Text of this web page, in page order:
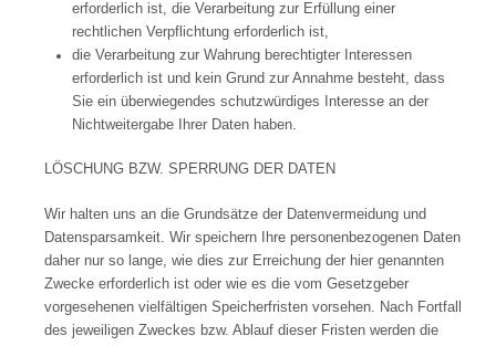
erforderlich ist, die Verarbeitung zur Erfüllung einer
rechtlichen Verpflichtung erforderlich ist,
die Verarbeitung zur Wahrung berechtigter Interessen
erforderlich ist und kein Grund zur Annahme besteht, dass
Sie ein überwiegendes schutzwürdiges Interesse an der
Nichtweitergabe Ihrer Daten haben.
LÖSCHUNG BZW. SPERRUNG DER DATEN
Wir halten uns an die Grundsätze der Datenvermeidung und
Datensparsamkeit. Wir speichern Ihre personenbezogenen Daten
daher nur so lange, wie dies zur Erreichung der hier genannten
Zwecke erforderlich ist oder wie es die vom Gesetzgeber
vorgesehenen vielfältigen Speicherfristen vorsehen. Nach Fortfall
des jeweiligen Zweckes bzw. Ablauf dieser Fristen werden die